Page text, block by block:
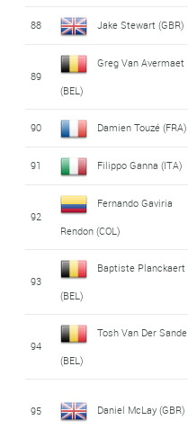
88 Jake Stewart (GBR)
89
Greg Van Avermaet
(BEL)
90 Damien Touzé (FRA)
91 Filippo Ganna (ITA)
92
Fernando Gaviria
Rendon (COL)
93
Baptiste Planckaert
(BEL)
94
Tosh Van Der Sande
(BEL)
95 Daniel McLay (GBR)